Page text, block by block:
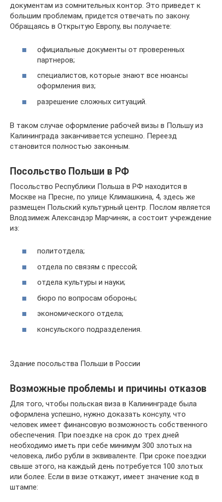
документам из сомнительных контор. Это приведет к
большим проблемам, придется отвечать по закону.
Обращаясь в Открытую Европу, вы получаете:
официальные документы от проверенных
партнеров;
специалистов, которые знают все нюансы
оформления виз;
разрешение сложных ситуаций.
В таком случае оформление рабочей визы в Польшу из
Калининграда заканчивается успешно. Переезд
становится полностью законным.
Посольство Польши в РФ
Посольство Республики Польша в РФ находится в
Москве на Пресне, по улице Климашкина, 4, здесь же
размещен Польский культурный центр. Послом является
Влодзимеж Александэр Марчиняк, а состоит учреждение
из:
политотдела;
отдела по связям с прессой;
отдела культуры и науки;
бюро по вопросам обороны;
экономического отдела;
консульского подразделения.
Здание посольства Польши в России
Возможные проблемы и причины отказов
Для того, чтобы польская виза в Калининграде была
оформлена успешно, нужно доказать консулу, что
человек имеет финансовую возможность собственного
обеспечения. При поездке на срок до трех дней
необходимо иметь при себе минимум 300 злотых на
человека, либо рубли в эквиваленте. При сроке поездки
свыше этого, на каждый день потребуется 100 злотых
или более. Если в визе откажут, имеет значение код в
штампе: